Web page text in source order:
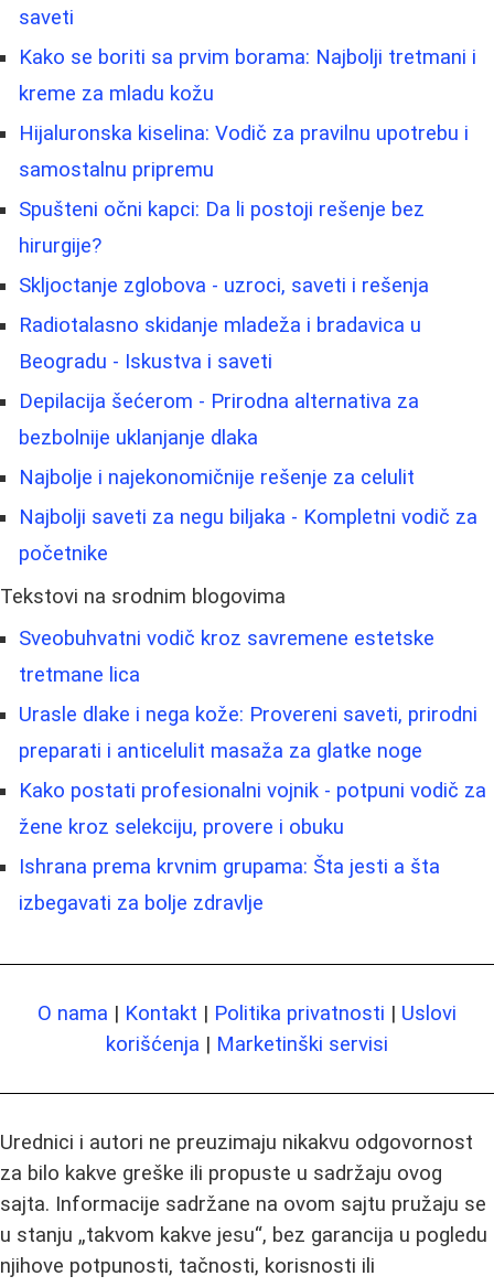
saveti
Kako se boriti sa prvim borama: Najbolji tretmani i
kreme za mladu kožu
Hijaluronska kiselina: Vodič za pravilnu upotrebu i
samostalnu pripremu
Spušteni očni kapci: Da li postoji rešenje bez
hirurgije?
Skljoctanje zglobova - uzroci, saveti i rešenja
Radiotalasno skidanje mladeža i bradavica u
Beogradu - Iskustva i saveti
Depilacija šećerom - Prirodna alternativa za
bezbolnije uklanjanje dlaka
Najbolje i najekonomičnije rešenje za celulit
Najbolji saveti za negu biljaka - Kompletni vodič za
početnike
Tekstovi na srodnim blogovima
Sveobuhvatni vodič kroz savremene estetske
tretmane lica
Urasle dlake i nega kože: Provereni saveti, prirodni
preparati i anticelulit masaža za glatke noge
Kako postati profesionalni vojnik - potpuni vodič za
žene kroz selekciju, provere i obuku
Ishrana prema krvnim grupama: Šta jesti a šta
izbegavati za bolje zdravlje
O nama | Kontakt | Politika privatnosti | Uslovi
korišćenja | Marketinški servisi
Urednici i autori ne preuzimaju nikakvu odgovornost
za bilo kakve greške ili propuste u sadržaju ovog
sajta. Informacije sadržane na ovom sajtu pružaju se
u stanju „takvom kakve jesu“, bez garancija u pogledu
njihove potpunosti, tačnosti, korisnosti ili